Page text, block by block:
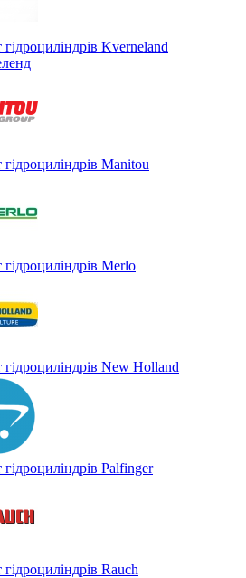
Kverneland
Manitou
Merlo
New Holland
Palfinger
Rauch